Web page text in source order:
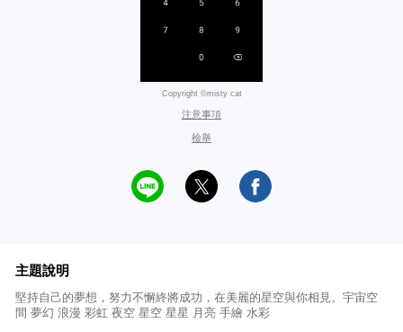
Copyright ©misty cat
注意事項
檢舉
主題說明
堅持自己的夢想，努力不懈終將成功，在美麗的星空與你相見。宇宙空
間 夢幻 浪漫 彩虹 夜空 星空 星星 月亮 手繪 水彩